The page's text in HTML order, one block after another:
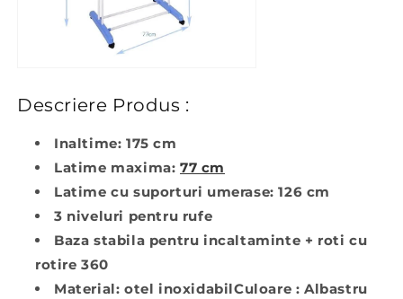
Descriere Produs :
Inaltime: 175 cm
Latime maxima: 77 cm
Latime cu suporturi umerase: 126 cm
3 niveluri pentru rufe
Baza stabila pentru incaltaminte + roti cu
rotire 360
Material: otel inoxidabilCuloare : Albastru